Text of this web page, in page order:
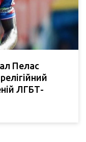
Пелас
ЛГБТ-